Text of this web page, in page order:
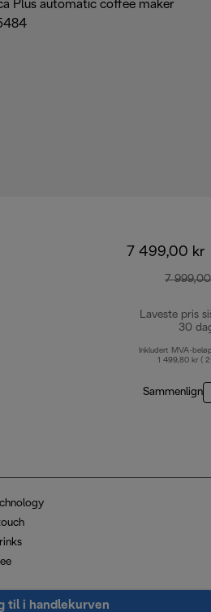
7 499,00 kr
7
Laveste pris
30
Inkludert MVA-
1 499,80 kr (
Sammenlign
til i handlekurven